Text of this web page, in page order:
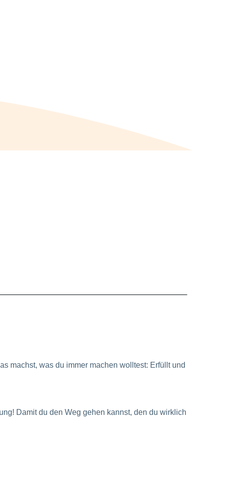
machst, was du immer machen wolltest: Erfüllt und
Damit du den Weg gehen kannst, den du wirklich